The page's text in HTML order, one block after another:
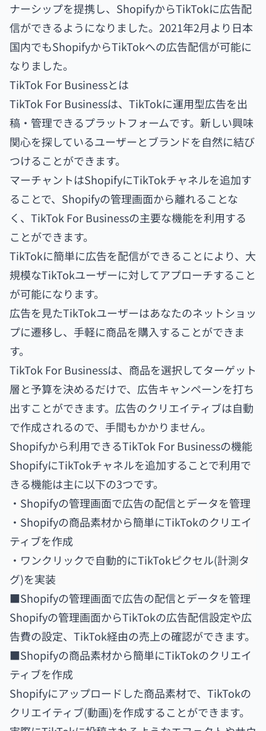
ナーシップを提携し、ShopifyからTikTokに広告配
信ができるようになりました。2021年2月より日本
国内でもShopifyからTikTokへの広告配信が可能に
なりました。
TikTok For Businessとは
TikTok For Businessは、TikTokに運用型広告を出
稿・管理できるプラットフォームです。新しい興味
関心を探しているユーザーとブランドを自然に結び
つけることができます。
マーチャントはShopifyにTikTokチャネルを追加す
ることで、Shopifyの管理画面から離れることな
く、TikTok For Businessの主要な機能を利用する
ことができます。
TikTokに簡単に広告を配信ができることにより、大
規模なTikTokユーザーに対してアプローチすること
が可能になります。
広告を見たTikTokユーザーはあなたのネットショッ
プに遷移し、手軽に商品を購入することができま
す。
TikTok For Businessは、商品を選択してターゲット
層と予算を決めるだけで、広告キャンペーンを打ち
出すことができます。広告のクリエイティブは自動
で作成されるので、手間もかかりません。
Shopifyから利用できるTikTok For Businessの機能
ShopifyにTikTokチャネルを追加することで利用で
きる機能は主に以下の3つです。
・Shopifyの管理画面で広告の配信とデータを管理
・Shopifyの商品素材から簡単にTikTokのクリエイ
ティブを作成
・ワンクリックで自動的にTikTokピクセル(計測タ
グ)を実装
■Shopifyの管理画面で広告の配信とデータを管理
Shopifyの管理画面からTikTokの広告配信設定や広
告費の設定、TikTok経由の売上の確認ができます。
■Shopifyの商品素材から簡単にTikTokのクリエイ
ティブを作成
Shopifyにアップロードした商品素材で、TikTokの
クリエイティブ(動画)を作成することができます。